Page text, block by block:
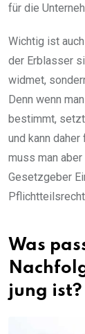
für die
Wichtig ist
der Erblasser
widmet,
Denn wenn
bestimmt,
und kann
muss man
Gesetzgeber
Was
jung ist?